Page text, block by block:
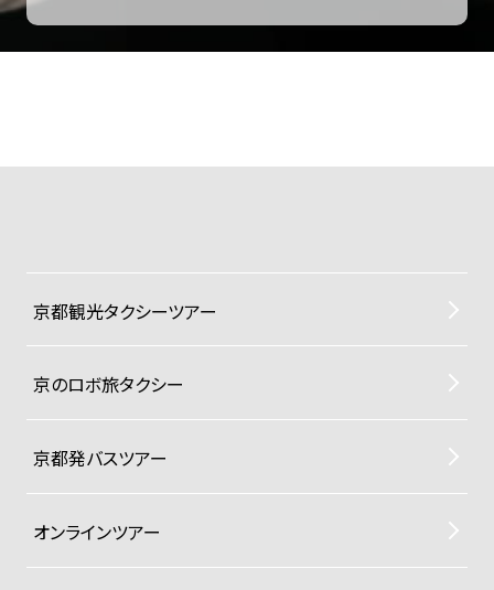
京都観光タクシーツアー
京のロボ旅タクシー
京都発バスツアー
オンラインツアー